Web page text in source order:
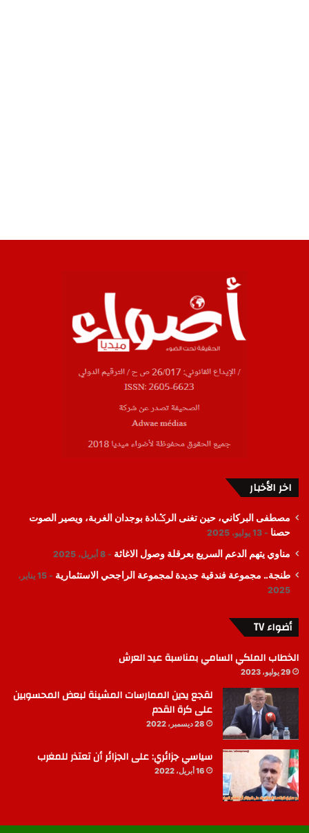
اخر الأخبار
مصطفى البركاني، حين تغنى الرݣادة بوجدان الغربة، ويصير الصوت
حصنا
13 يوليو، 2025
مناوي يتهم الدعم السريع بعرقلة وصول الاغاثة 8 أبريل، 2025
طنجة.. مجموعة فندقية جديدة لمجموعة الراجحي الاستثمارية
15 يناير،
2025
أضواء TV
الخطاب الملكي السامي بمناسبة عيد العرش
29 يوليو، 2023
لقجع يدين الممارسات المشينة لبعض المحسوبين
على كرة القدم
28 ديسمبر، 2022
سياسي جزائري: على الجزائر أن تعتذر للمغرب
16 أبريل، 2022